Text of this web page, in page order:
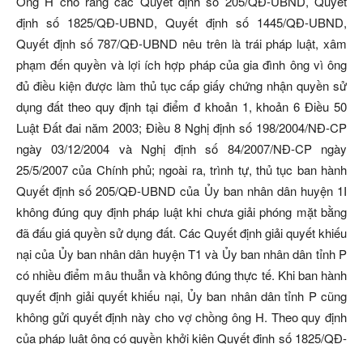
định số 1825/QĐ-UBND, Quyết định số 1445/QĐ-UBND,
Quyết định số 787/QĐ-UBND nêu trên là trái pháp luật, xâm
phạm đến quyền và lợi ích hợp pháp của gia đình ông vì ông
đủ điều kiện được làm thủ tục cấp giấy chứng nhận quyền sử
dụng đất theo quy định tại điểm đ khoản 1, khoản 6 Điều 50
Luật Đất đai năm 2003; Điều 8 Nghị định số 198/2004/NĐ-CP
ngày 03/12/2004 và Nghị định số 84/2007/NĐ-CP ngày
25/5/2007 của Chính phủ; ngoài ra, trình tự, thủ tục ban hành
Quyết định số 205/QĐ-UBND của Ủy ban nhân dân huyện 1I
không đúng quy định pháp luật khi chưa giải phóng mặt bằng
đã đấu giá quyền sử dụng đất. Các Quyết định giải quyết khiếu
nại của Ủy ban nhân dân huyện T1 và Ủy ban nhân dân tỉnh P
có nhiều điểm mâu thuẫn và không đúng thực tế. Khi ban hành
quyết định giải quyết khiếu nại, Ủy ban nhân dân tỉnh P cũng
không gửi quyết định này cho vợ chồng ông H. Theo quy định
của pháp luật ông có quyền khởi kiện Quyết định số 1825/QĐ-